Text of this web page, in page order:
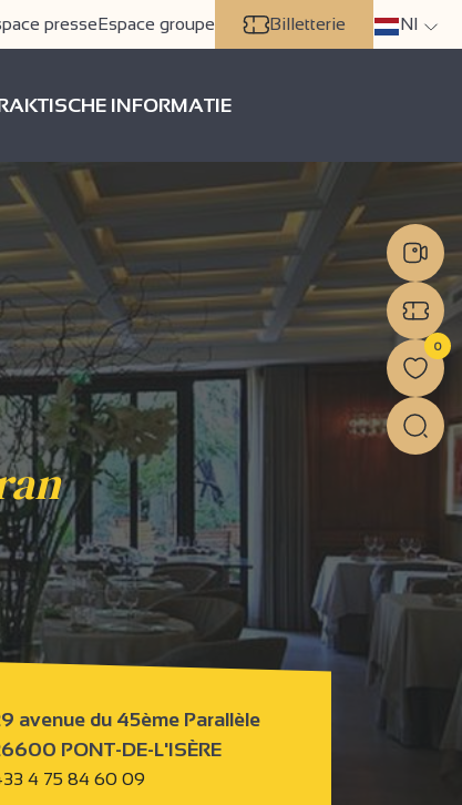
presseEspace groupe Billetterie Nl
INFORMATIE
avenue du 45ème Parallèle
PONT-DE-L'ISÈRE
4 75 84 60 09
0